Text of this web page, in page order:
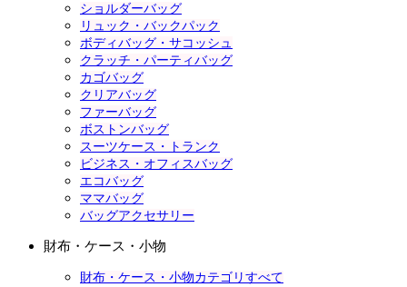
ショルダーバッグ
リュック・バックパック
ボディバッグ・サコッシュ
クラッチ・パーティバッグ
カゴバッグ
クリアバッグ
ファーバッグ
ボストンバッグ
スーツケース・トランク
ビジネス・オフィスバッグ
エコバッグ
ママバッグ
バッグアクセサリー
財布・ケース・小物
財布・ケース・小物カテゴリすべて